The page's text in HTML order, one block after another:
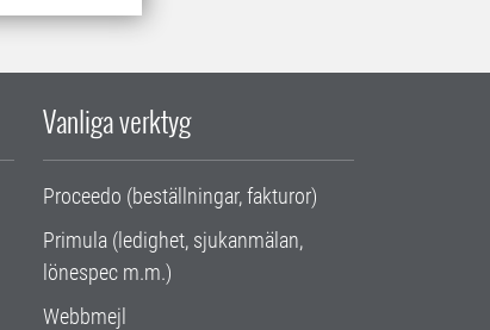
Vanliga verktyg
Proceedo (beställningar, fakturor)
Primula (ledighet, sjukanmälan,
lönespec m.m.)
Webbmejl